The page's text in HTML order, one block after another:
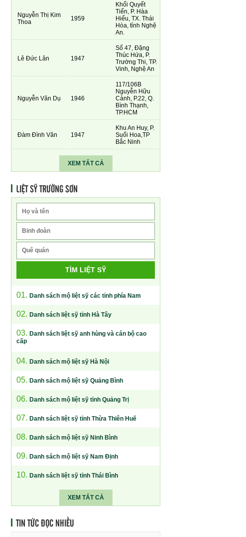
Nguyễn Thị Kim
Thoa
1959
Khối Quyết
Tiến, P. Hàa
Hiếu, TX. Thái
Hòa, tỉnh Nghệ
An.
Lê Đức Lân 1947
Số 47, Đặng
Thúc Hứa, P.
Trường Thi, TP.
Vinh, Nghệ An
Nguyễn Văn Dụ 1946
117/106B
Nguyễn Hữu
Cảnh, P.22, Q.
Bình Thạnh,
TP.HCM
Đàm Đình Văn 1947
Khu An Huy, P.
Suối Hoa,TP
Bắc Ninh
XEM TẤT CẢ
LIỆT SỸ TRƯỜNG SƠN
TÌM LIỆT SỸ
01. Danh sách mộ liệt sỹ các tỉnh phía Nam
02. Danh sách liệt sỹ tỉnh Hà Tây
03. Danh sách liệt sỹ anh hùng và cán bộ cao
cấp
04. Danh sách mộ liệt sỹ Hà Nội
05. Danh sách mộ liệt sỹ Quảng Bình
06. Danh sách mộ liệt sỹ tỉnh Quảng Trị
07. Danh sách liệt sỹ tỉnh Thừa Thiên Huế
08. Danh sách mộ liệt sỹ Ninh Bình
09. Danh sách mộ liệt sỹ Nam Định
10. Danh sách liệt sỹ tỉnh Thái Bình
XEM TẤT CẢ
TIN TỨC ĐỌC NHIỀU